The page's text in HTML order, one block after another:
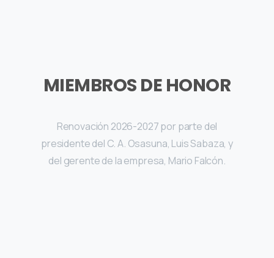
MIEMBROS DE HONOR
Renovación 2026-2027por parte del
presidente del C. A. Osasuna, Luis Sabaza, y
del gerente de la empresa, Mario Falcón.